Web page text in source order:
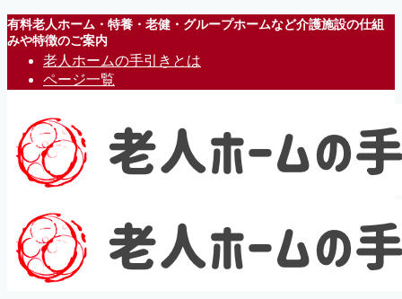
有料老人ホーム・特養・老健・グループホームなど介護施設の仕組
みや特徴のご案内
老人ホームの手引きとは
ページ一覧